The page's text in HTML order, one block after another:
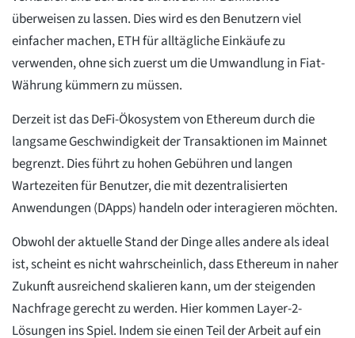
überweisen zu lassen. Dies wird es den Benutzern viel
einfacher machen, ETH für alltägliche Einkäufe zu
verwenden, ohne sich zuerst um die Umwandlung in Fiat-
Währung kümmern zu müssen.
Derzeit ist das DeFi-Ökosystem von Ethereum durch die
langsame Geschwindigkeit der Transaktionen im Mainnet
begrenzt. Dies führt zu hohen Gebühren und langen
Wartezeiten für Benutzer, die mit dezentralisierten
Anwendungen (DApps) handeln oder interagieren möchten.
Obwohl der aktuelle Stand der Dinge alles andere als ideal
ist, scheint es nicht wahrscheinlich, dass Ethereum in naher
Zukunft ausreichend skalieren kann, um der steigenden
Nachfrage gerecht zu werden. Hier kommen Layer-2-
Lösungen ins Spiel. Indem sie einen Teil der Arbeit auf ein